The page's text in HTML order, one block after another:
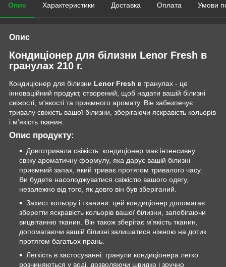
Опис Характеристики Доставка Оплата Умови
Опис
Кондиціонер для білизни Lenor Fresh в
гранулах 210 г.
Кондиціонер для білизни Lenor Fresh в гранулах - це
інноваційний продукт, створений, щоб надати вашій білизні
свіжості, м'якості та приємного аромату. Він забезпечує
тривалу свіжість вашої білизни, зберігаючи яскравість кольорів
і м'якість тканин.
Опис продукту:
Довготривала свіжість: кондиціонер має інтенсивну
свіжу ароматичну формулу, яка дарує вашій білизні
приємний запах, який триває протягом тривалого часу.
Ви будете насолоджуватися свіжістю вашого одягу,
незалежно від того, як довго він був зберіганий.
Захист кольору і тканини: цей кондиціонер допомагає
зберегти яскравість кольорів вашої білизни, запобігаючи
вицвітанню тканин. Він також зберігає м'якість тканин,
допомагаючи вашій білизні залишатися ніжною на дотик
протягом багатьох прань.
Легкість в застосуванні: гранули кондиціонера легко
розчиняються у воді, дозволяючи швидко і зручно